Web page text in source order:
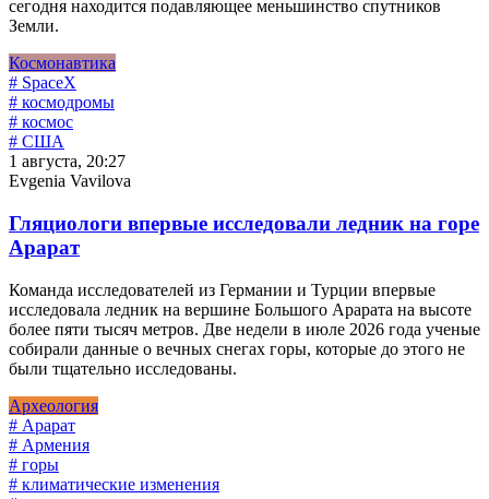
сегодня находится подавляющее меньшинство спутников
Земли.
Космонавтика
# SpaceX
# космодромы
# космос
# США
1 августа, 20:27
Evgenia Vavilova
Гляциологи впервые исследовали ледник на горе
Арарат
Команда исследователей из Германии и Турции впервые
исследовала ледник на вершине Большого Арарата на высоте
более пяти тысяч метров. Две недели в июле 2026 года ученые
собирали данные о вечных снегах горы, которые до этого не
были тщательно исследованы.
Археология
# Арарат
# Армения
# горы
# климатические изменения